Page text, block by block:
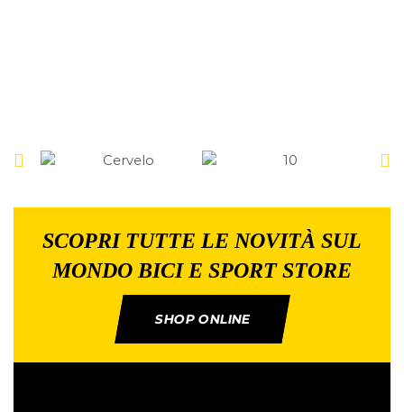
SCOPRI TUTTE LE NOVITÀ SUL
MONDO BICI E SPORT STORE
SHOP ONLINE